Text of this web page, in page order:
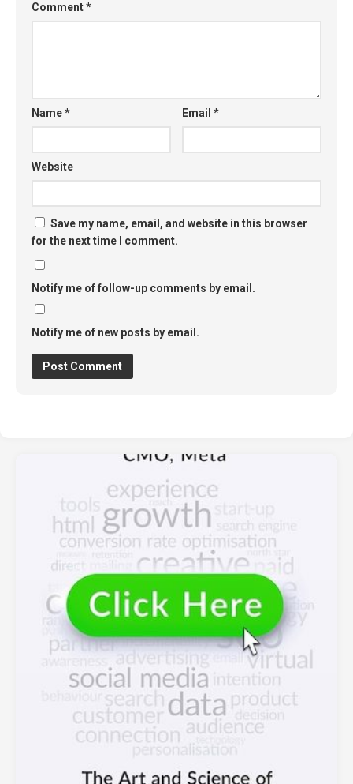
Comment*
Name* Email*
Website
Save my name, email, and website in this browser
for the next time I comment.
Notify me of follow-up comments by email.
Notify me of new posts by email.